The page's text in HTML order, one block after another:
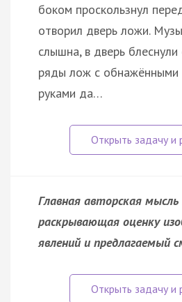
боком проскользнул
отворил дверь ложи.
слышна, в дверь
ряды лож с обнажёнными
руками да…
Главная авторская мысль
раскрывающая оценку
явлений и предлагаемый